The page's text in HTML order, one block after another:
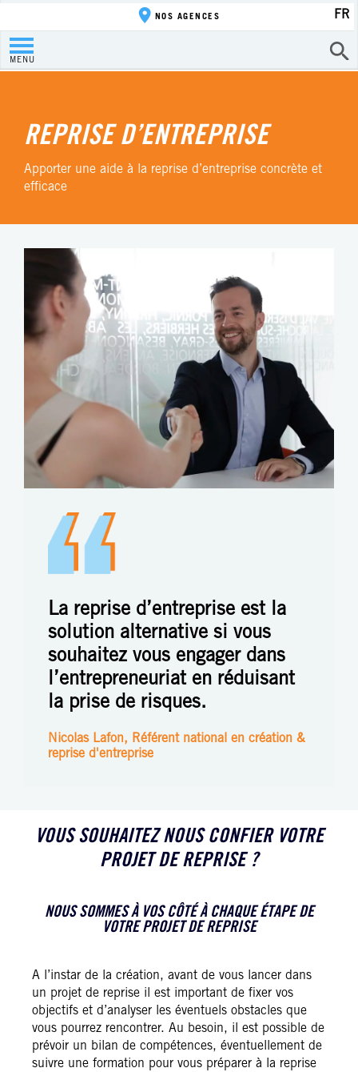
MENU
NOS AGENCES FR
REPRISE D’ENTREPRISE
Apporter une aide à la reprise d’entreprise concrète et
efficace
La reprise d’entreprise est la
solution alternative si vous
souhaitez vous engager dans
l’entrepreneuriat en réduisant
la prise de risques.
Nicolas Lafon, Référent national en création &
reprise d'entreprise
VOUS SOUHAITEZ NOUS CONFIER VOTRE
PROJET DE REPRISE ?
NOUS SOMMES À VOS CÔTÉ À CHAQUE ÉTAPE DE
VOTRE PROJET DE REPRISE
A l’instar de la création, avant de vous lancer dans
un projet de reprise il est important de fixer vos
objectifs et d’analyser les éventuels obstacles que
vous pourrez rencontrer. Au besoin, il est possible de
prévoir un bilan de compétences, éventuellement de
suivre une formation pour vous préparer à la reprise